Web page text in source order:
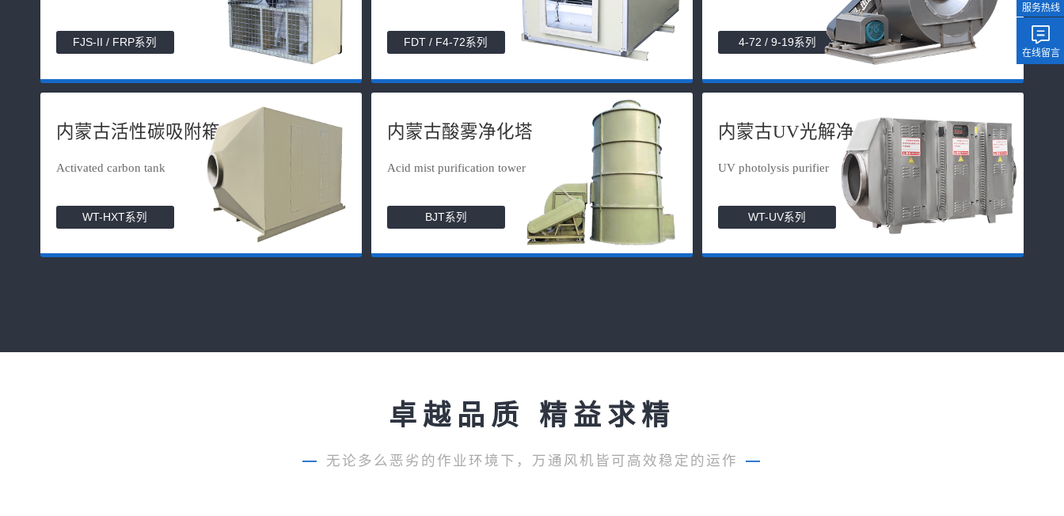
FJS-II / FRP系列 FDT / F4-72系列 4-72 / 9-19系列
内蒙古活性碳吸附箱
Activated carbon tank
WT-HXT系列
内蒙古酸雾净化塔
Acid mist purification tower
BJT系列
内蒙古UV光解净化器
UV photolysis purifier
WT-UV系列
卓越品质 精益求精
— 无论多么恶劣的作业环境下，万通风机皆可高效稳定的运作 —
服务热线
在线留言